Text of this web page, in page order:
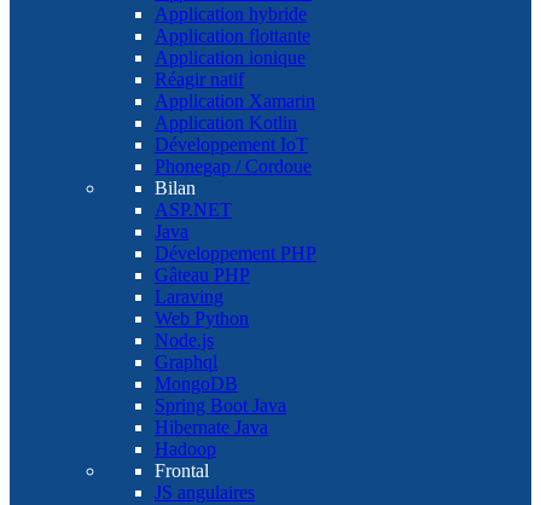
Application hybride
Application flottante
Application ionique
Réagir natif
Application Xamarin
Application Kotlin
Développement IoT
Phonegap / Cordoue
Bilan
ASP.NET
Java
Développement PHP
Gâteau PHP
Laraving
Web Python
Node.js
Graphql
MongoDB
Spring Boot Java
Hibernate Java
Hadoop
Frontal
JS angulaires